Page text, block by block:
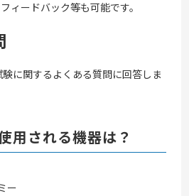
ィードバック等も可能です。
に関するよくある質問に回答しま
用される機器は？
ー